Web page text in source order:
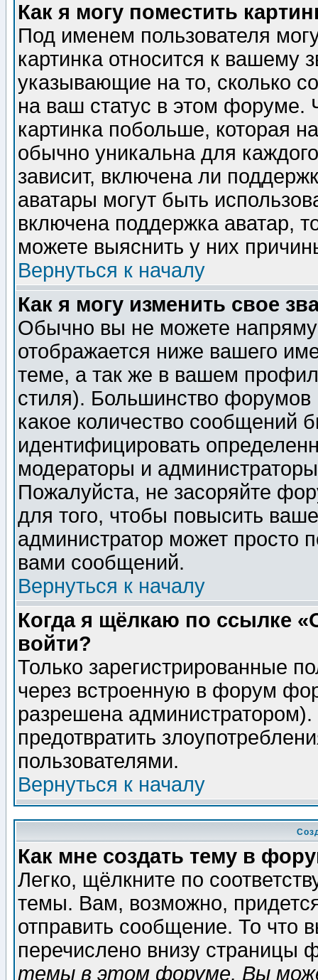
Как я могу поместить
Под именем пользователя
картинка относится к вашему
указывающие на то, сколько
на ваш статус в этом форуме.
картинка побольше, которая
обычно уникальна для
зависит, включена ли
аватары могут быть
включена поддержка аватар,
можете выяснить у них
Вернуться к началу
Как я могу изменить свое
Обычно вы не можете
отображается ниже вашего
теме, а так же в вашем
стиля). Большинство форумов
какое количество сообщений
идентифицировать
модераторы и
Пожалуйста, не засоряйте
для того, чтобы повысить
администратор может просто
вами сообщений.
Вернуться к началу
Когда я щёлкаю по ссылке
войти?
Только зарегистрированные
через встроенную в форум
разрешена
предотвратить
пользователями.
Вернуться к началу
Как мне создать тему в
Легко, щёлкните по
темы. Вам, возможно,
отправить сообщение. То что
перечислено внизу страницы
темы в этом форуме, Вы